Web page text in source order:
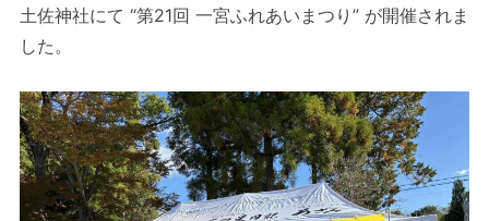
土佐神社にて “第21回 一宮ふれあいまつり” が開催されま
した。